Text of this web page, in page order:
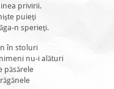
privirii.
puieţi
n sperieţi.
în stoluri
nu-i alături
păsărele